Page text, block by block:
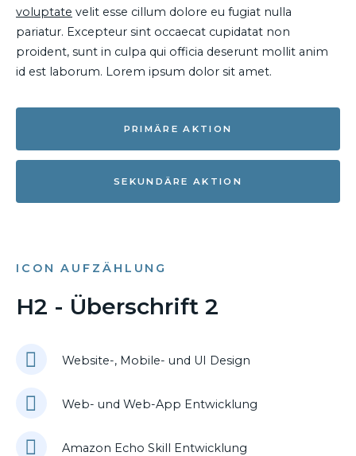
voluptate velit esse cillum dolore eu fugiat nulla
pariatur. Excepteur sint occaecat cupidatat non
proident, sunt in culpa qui officia deserunt mollit anim
id est laborum. Lorem ipsum dolor sit amet.
PRIMÄRE AKTION
SEKUNDÄRE AKTION
ICON AUFZÄHLUNG
H2 - Überschrift 2
Website-, Mobile- und UI Design
Web- und Web-App Entwicklung
Amazon Echo Skill Entwicklung